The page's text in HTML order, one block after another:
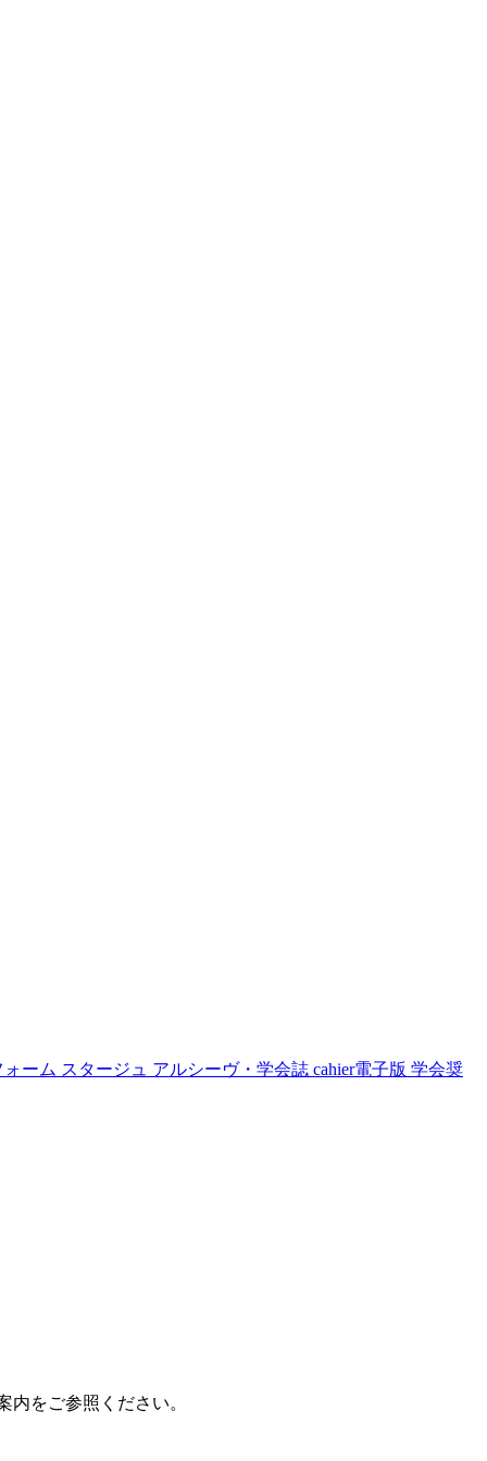
ーム スタージュ アルシーヴ・学会誌 cahier電子版 学会奨
内をご参照ください。